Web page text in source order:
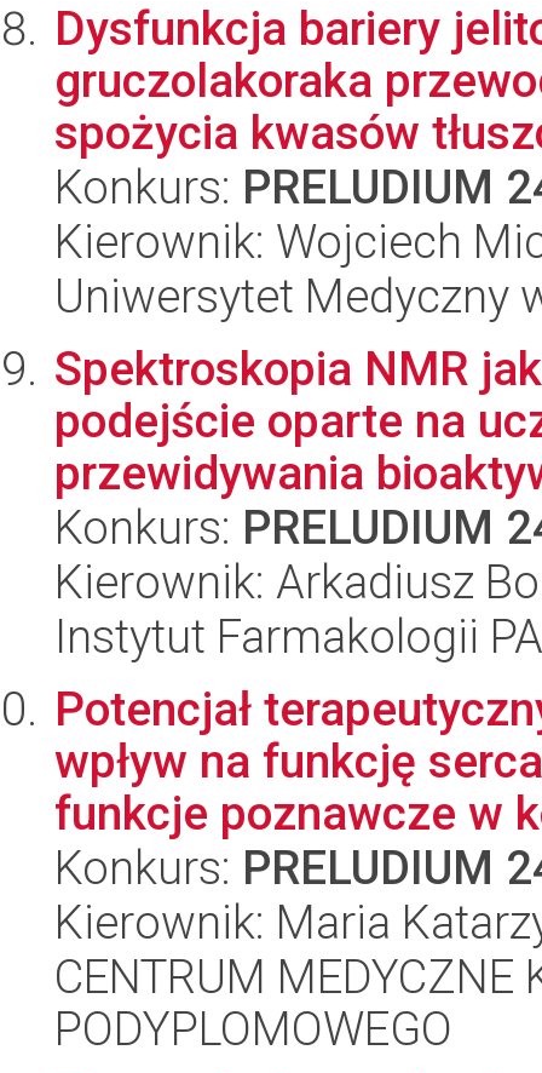
Dysfunkcja bariery
gruczolakoraka
spożycia kwasów
Konkurs: PRELUDIUM
Kierownik: Wojciech
Uniwersytet Medyczny
Spektroskopia NMR
podejście oparte na
przewidywania
Konkurs: PRELUDIUM
Kierownik: Arkadiusz
Instytut Farmakologii
Potencjał
wpływ na funkcję
funkcje poznawcze w
Konkurs: PRELUDIUM
Kierownik: Maria
CENTRUM MEDYCZNE
PODYPLOMOWEGO